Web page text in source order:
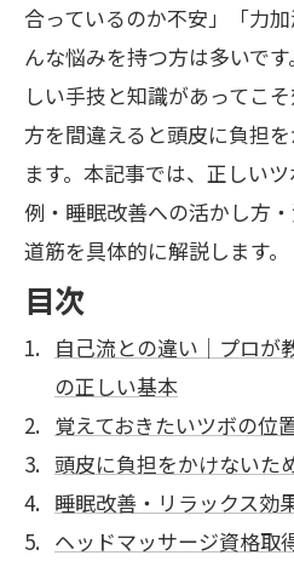
合っているのか不安」「力
んな悩みを持つ方は多いで
しい手技と知識があってこ
方を間違えると頭皮に負担
ます。本記事では、正しい
例・睡眠改善への活かし方
道筋を具体的に解説します。
目次
自己流との違い｜プロが
の正しい基本
覚えておきたいツボの位
頭皮に負担をかけないた
睡眠改善・リラックス効
ヘッドマッサージ資格取